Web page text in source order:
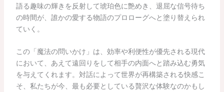
語る趣味の輝きを反射して琥珀色に艶めき、退屈な信号待ち
の時間が、誰かの愛する物語のプロローグへと塗り替えられ
ていく。
この「魔法の問いかけ」は、効率や利便性が優先される現代
において、あえて遠回りをして相手の内面へと踏み込む勇気
を与えてくれます。対話によって世界が再構築される快感こ
そ、私たちが今、最も必要としている贅沢な体験なのかもし